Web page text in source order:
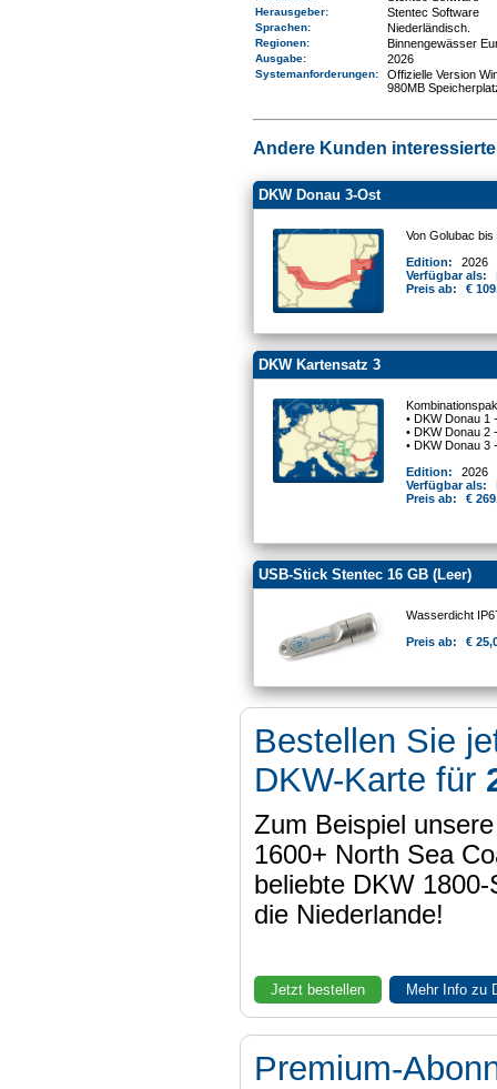
Herausgeber: Stentec Software
Sprachen: Niederländisch.
Regionen: Binnengewässer
Ausgabe: 2026
Systemanforderungen:
Offizielle Version
980MB
Andere Kunden
DKW Donau 3-Ost
Von Golubac
Edition:
2026
Verfügbar als:
Preis ab:
€
DKW Kartensatz 3
• DKW Donau 1
• DKW Donau 2
• DKW Donau 3
Edition:
2026
Verfügbar als:
Preis ab:
€
USB-Stick Stentec 16 GB (Leer)
Wasserdicht
Preis ab:
€
Bestellen Sie
DKW-Karte für
Zum Beispiel
1600+ North Sea
beliebte DKW
die Niederlande!
Jetzt bestellen Mehr Info zu
Premium-